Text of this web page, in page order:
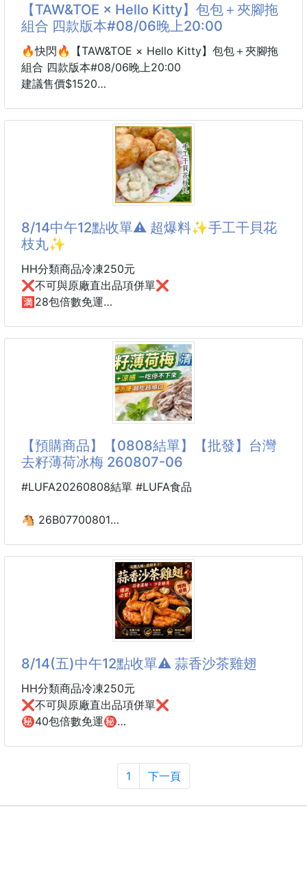
個小儀式，就能感受到不一樣的清爽與輕盈感。
🫒 精選成分 × 機能感官
✔ 有機橄欖油65%（Picual 單一品種）
採用單一品種橄欖冷壓萃取，酸度低於 0.2%，
【TAW&TOE × Hello Kitty】包包＋夾腳拖
組合 四款版本#08/06晚上20:00
🔥快閃🔥【TAW&TOE × Hello Kitty】包包＋夾腳拖
組合 四款版本#08/06晚上20:00
建議售價$1520
這組真的太適合夏天、旅行、海邊、日常出門穿搭！
一組內含 **Hello Kitty 包包＋同款夾腳拖**
直接整套可愛出門✨
拖鞋是 TAW&TOE 很受歡迎的舒適鞋型
輕鬆好穿、日常方便
搭配同系列包包
整體造型感直接加滿‼️
有甜甜粉色系、百搭黑色系
也有紅色拖鞋跟灰色包款可以選
每一組都可愛又實用，真
8/14中午12點收單⚠️ 超爆料✨手工干貝花
枝丸✨
HH分類商品冷凍250元
❌不可與原廠直出品項併單❌
🈵28包倍數免運
超級好吃的干貝花枝丸又來囉😍
一口咬下超爆料超有口感，激推🔝
✨手工干貝花枝丸✨ $220
（10顆，600g/包)
干貝花枝丸是用花枝打漿下去做，中間還包了整顆干貝
💯
出盤再灑上胡椒鹽無敵美味😘
#一般市售花枝丸600公克大概15顆
#這個600公克只有10顆所以他很大顆
#HH
【預購商品】【0808結單】【批發】台灣
去籽薄荷冰梅 260807-06
#LUFA20260808結單 #LUFA食品
🐴 26B07700801
⭐嚴選台灣本地青梅，將青梅洗淨
經傳統古法鹽漬且去籽，添加薄荷
吃起來清涼口感，入口時是微酸的梅肉香😋
餘韻留有薄荷的清甜
不嗆鼻不苦澀，甘醇味美😍
⭐飯後吃一顆解膩
隨身攜帶在車上偶有暈車
吃一顆也很合適喔!
💫生津止渴
8/14(五)中午12點收單⚠️ 蒜香沙茶雞翅
HH分類商品冷凍250元
❌不可與原廠直出品項併單❌
㊙️40包倍數免運㊙️
中秋烤肉必囤！嚴選雞翅搭配蒜香、沙茶、秘製醬油醃
製入味，還沒開烤就香氣四溢，放上烤網後更是越烤越
香、越烤越涮嘴，讓人忍不住一支接一支！
1 下一頁